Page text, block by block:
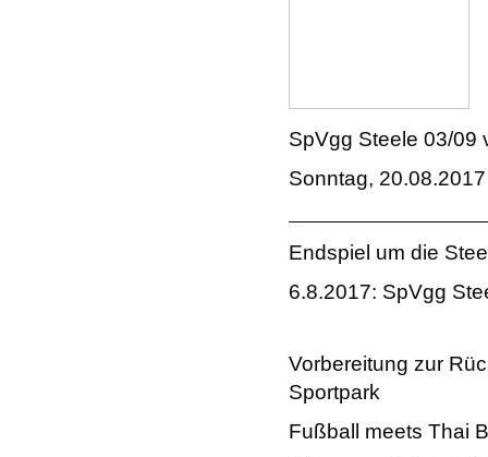
SpVgg Steele 03/09
Sonntag, 20.08.2017
Endspiel um die
6.8.2017: SpVgg
Vorbereitung zur
Sportpark
Fußball meets Thai